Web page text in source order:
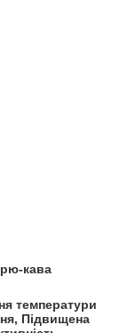
кава
температури
Підвищена